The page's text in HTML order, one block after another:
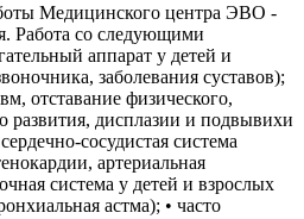
Медицинского центра ЭВО -
Работа со следующими
аппарат у детей и
заболевания суставов);
отставание физического,
развития, дисплазии и подвывихи
сосудистая система
артериальная
система у детей и взрослых
астма); • часто